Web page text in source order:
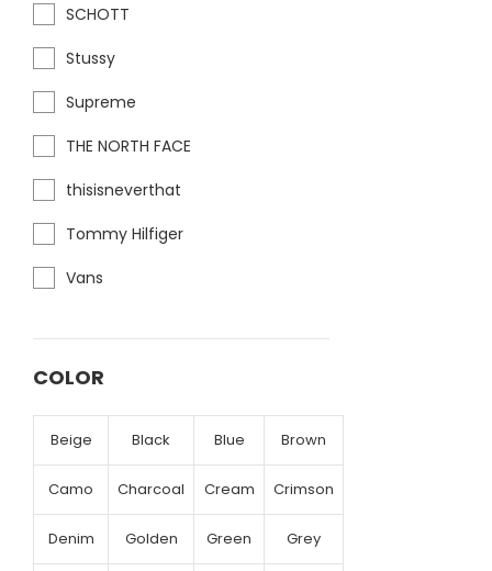
SCHOTT
Stussy
Supreme
THE NORTH FACE
thisisneverthat
Tommy Hilfiger
Vans
COLOR
Beige Black Blue Brown
Camo Charcoal Cream Crimson
Denim Golden Green Grey